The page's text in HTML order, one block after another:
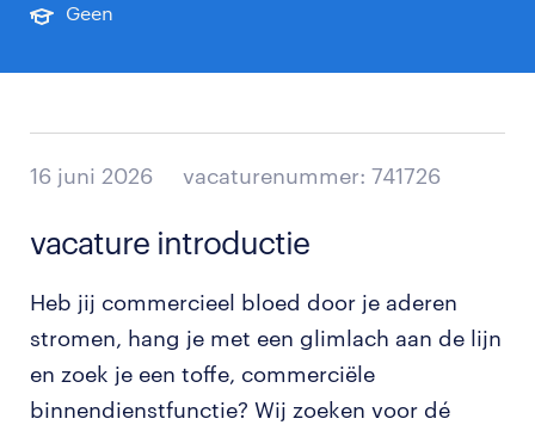
Geen
16 juni 2026 vacaturenummer: 741726
vacature introductie
Heb jij commercieel bloed door je aderen
stromen, hang je met een glimlach aan de lijn
en zoek je een toffe, commerciële
binnendienstfunctie? Wij zoeken voor dé